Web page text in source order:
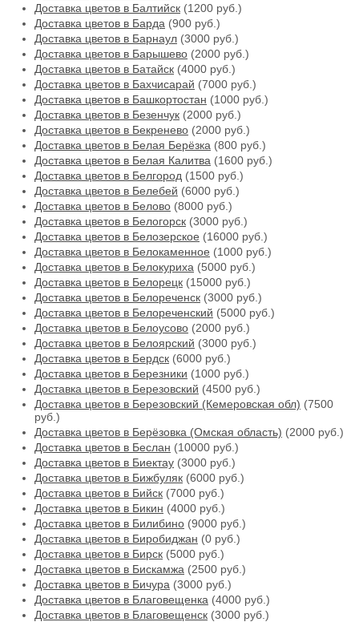
Доставка цветов в Балтийск (1200 руб.)
Доставка цветов в Барда (900 руб.)
Доставка цветов в Барнаул (3000 руб.)
Доставка цветов в Барышево (2000 руб.)
Доставка цветов в Батайск (4000 руб.)
Доставка цветов в Бахчисарай (7000 руб.)
Доставка цветов в Башкортостан (1000 руб.)
Доставка цветов в Безенчук (2000 руб.)
Доставка цветов в Бекренево (2000 руб.)
Доставка цветов в Белая Берёзка (800 руб.)
Доставка цветов в Белая Калитва (1600 руб.)
Доставка цветов в Белгород (1500 руб.)
Доставка цветов в Белебей (6000 руб.)
Доставка цветов в Белово (8000 руб.)
Доставка цветов в Белогорск (3000 руб.)
Доставка цветов в Белозерское (16000 руб.)
Доставка цветов в Белокаменное (1000 руб.)
Доставка цветов в Белокуриха (5000 руб.)
Доставка цветов в Белорецк (15000 руб.)
Доставка цветов в Белореченск (3000 руб.)
Доставка цветов в Белореченский (5000 руб.)
Доставка цветов в Белоусово (2000 руб.)
Доставка цветов в Белоярский (3000 руб.)
Доставка цветов в Бердск (6000 руб.)
Доставка цветов в Березники (1000 руб.)
Доставка цветов в Березовский (4500 руб.)
Доставка цветов в Березовский (Кемеровская обл) (7500
руб.)
Доставка цветов в Берёзовка (Омская область) (2000 руб.)
Доставка цветов в Беслан (10000 руб.)
Доставка цветов в Биектау (3000 руб.)
Доставка цветов в Бижбуляк (6000 руб.)
Доставка цветов в Бийск (7000 руб.)
Доставка цветов в Бикин (4000 руб.)
Доставка цветов в Билибино (9000 руб.)
Доставка цветов в Биробиджан (0 руб.)
Доставка цветов в Бирск (5000 руб.)
Доставка цветов в Бискамжа (2500 руб.)
Доставка цветов в Бичура (3000 руб.)
Доставка цветов в Благовещенка (4000 руб.)
Доставка цветов в Благовещенск (3000 руб.)